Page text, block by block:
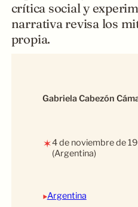
crítica social y
narrativa revisa los
propia.
Gabriela Cabezón
✶4 de noviembre de
(Argentina)
‣Argentina